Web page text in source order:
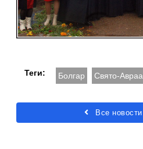
Теги: Болгар Свято-
Все